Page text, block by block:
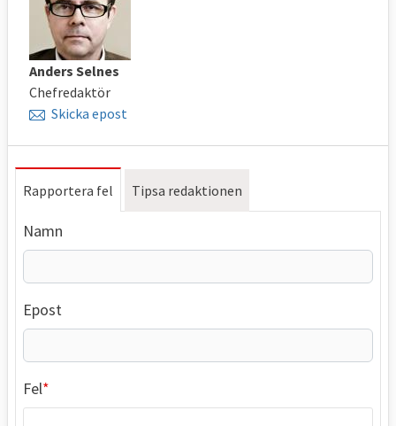
Anders Selnes
Chefredaktör
Skicka epost
Rapportera fel Tipsa redaktionen
Namn
Epost
Fel